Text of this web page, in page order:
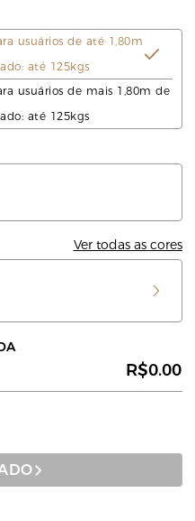
usuários de até 1,80m
até 125kgs
usuários de mais 1,80m de
até 125kgs
Ver todas as cores
R$0.00